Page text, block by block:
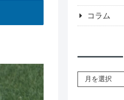
コラム